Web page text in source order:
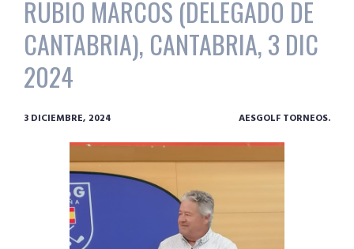
RUBIO MARCOS (DELEGADO DE
CANTABRIA), CANTABRIA, 3 DIC
2024
3 DICIEMBRE, 2024 AESGOLF TORNEOS.